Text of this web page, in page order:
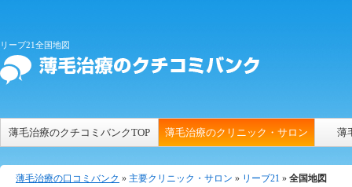
リーブ21全国地図
薄毛治療のクチコミバンクTOP 薄毛治療のクリニック・サロン 薄
薄毛治療の口コミバンク » 主要クリニック・サロン » リーブ21 » 全国地図